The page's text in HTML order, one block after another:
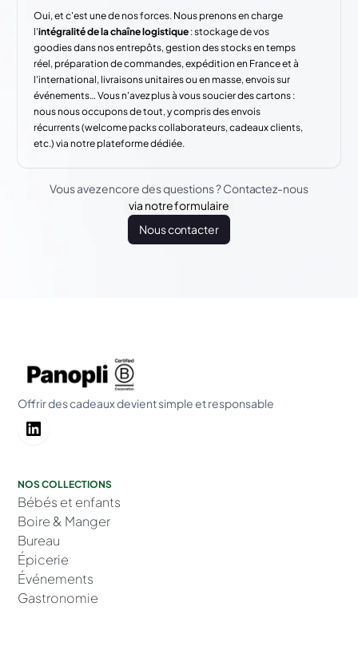
Oui, et c'est une de nos forces. Nous prenons en charge
l'intégralité de la chaîne logistique : stockage de vos
goodies dans nos entrepôts, gestion des stocks en temps
réel, préparation de commandes, expédition en France et à
l'international, livraisons unitaires ou en masse, envois sur
événements… Vous n'avez plus à vous soucier des cartons :
nous nous occupons de tout, y compris des envois
récurrents (welcome packs collaborateurs, cadeaux clients,
etc.) via notre plateforme dédiée.
Vous avez encore des questions ? Contactez-nous
via notre formulaire
Nous contacter
Offrir des cadeaux devient simple et responsable
NOS COLLECTIONS
Bébés et enfants
Boire & Manger
Bureau
Épicerie
Événements
Gastronomie